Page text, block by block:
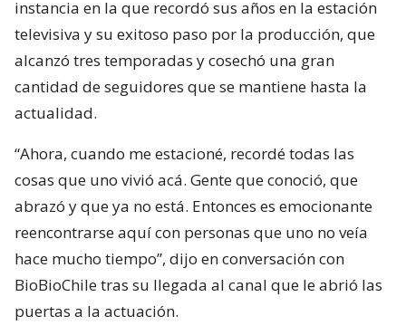
instancia en la que recordó sus años en la estación
televisiva y su exitoso paso por la producción, que
alcanzó tres temporadas y cosechó una gran
cantidad de seguidores que se mantiene hasta la
actualidad.
“Ahora, cuando me estacioné, recordé todas las
cosas que uno vivió acá. Gente que conoció, que
abrazó y que ya no está. Entonces es emocionante
reencontrarse aquí con personas que uno no veía
hace mucho tiempo”, dijo en conversación con
BioBioChile tras su llegada al canal que le abrió las
puertas a la actuación.